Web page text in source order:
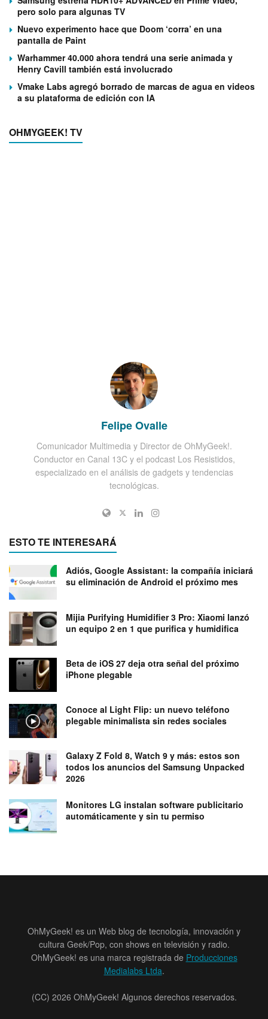
pero solo para algunas TV
Nuevo experimento hace que Doom ‘corra’ en una
pantalla de Paint
Warhammer 40.000 ahora tendrá una serie animada y
Henry Cavill también está involucrado
Vmake Labs agregó borrado de marcas de agua en videos
a su plataforma de edición con IA
OHMYGEEK! TV
Felipe Ovalle
Comunicador Multimedia y Director de OhMyGeek!.
Conductor en Canal 13C y el podcast Los Resistidos,
especializado en el análisis de gadgets y tendencias
tecnológicas.
ESTO TE INTERESARÁ
Adiós, Google Assistant: la compañía iniciará
su eliminación de Android el próximo mes
Mijia Purifying Humidifier 3 Pro: Xiaomi lanzó
un equipo 2 en 1 que purifica y humidifica
Beta de iOS 27 deja otra señal del próximo
iPhone plegable
Conoce al Light Flip: un nuevo teléfono
plegable minimalista sin redes sociales
Galaxy Z Fold 8, Watch 9 y más: estos son
todos los anuncios del Samsung Unpacked
2026
Monitores LG instalan software publicitario
automáticamente y sin tu permiso
OhMyGeek! es un Web blog de tecnología, innovación y
cultura Geek/Pop, con shows en televisión y radio.
OhMyGeek! es una marca registrada de Producciones
Medialabs Ltda.
(CC) 2026 OhMyGeek! Algunos derechos reservados.